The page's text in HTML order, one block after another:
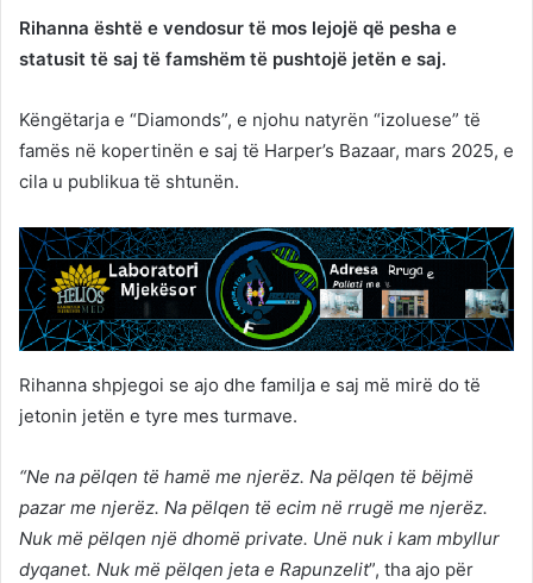
Rihanna është e vendosur të mos lejojë që pesha e
statusit të saj të famshëm të pushtojë jetën e saj.
Këngëtarja e “Diamonds”, e njohu natyrën “izoluese” të
famës në kopertinën e saj të Harper’s Bazaar, mars 2025, e
cila u publikua të shtunën.
Rihanna shpjegoi se ajo dhe familja e saj më mirë do të
jetonin jetën e tyre mes turmave.
“Ne na pëlqen të hamë me njerëz. Na pëlqen të bëjmë
pazar me njerëz. Na pëlqen të ecim në rrugë me njerëz.
Nuk më pëlqen një dhomë private. Unë nuk i kam mbyllur
dyqanet. Nuk më pëlqen jeta e Rapunzelit”, tha ajo për